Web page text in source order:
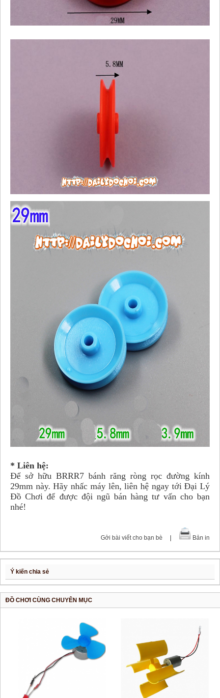
* Liên hệ:
Để sở hữu BRRR7 bánh răng ròng rọc đường kính
29mm này. Hãy nhấc máy lên, liên hệ ngay tới Đại Lý
Đồ Chơi để được đội ngũ bán hàng tư vấn cho bạn
nhé!
Gởi bài viết cho bạn bè Bản in
Ý kiến chia sẻ
ĐỒ CHƠI CÙNG CHUYÊN MỤC